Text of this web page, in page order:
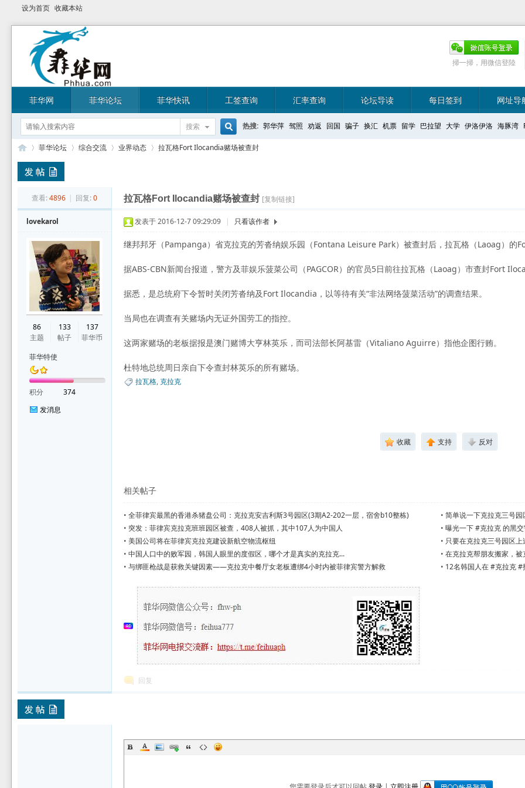
设为首页 收藏本站
掃一掃，用微信登陸
菲华网 菲华论坛 菲华快讯 工签查询 汇率查询 论坛导读 每日签到 网址导
搜索
搜
索
热搜: 郭华萍 驾照 劝返 回国 骗子 换汇 机票 留学 巴拉望 大学 伊洛伊洛 海豚湾
菲华论坛 综合交流 业界动态
›
拉瓦格Fort Ilocandia赌场被查封
查看: 4896 | 回复: 0 拉瓦格Fort Ilocandia赌场被查封 [复制链接]
lovekarol
86
主题
133
帖子
137
菲华币
菲华特使
积分
374
发消息
发表于 2016-12-7 09:29:09 | 只看该作者
继邦邦牙（Pampanga）省克拉克的芳沓纳娱乐园（Fontana Leisure Park）被查封后，拉瓦格（Laoag）的
据ABS-CBN新闻台报道，警方及菲娱乐菠菜公司（PAGCOR）的官员5日前往拉瓦格（Laoag）市查封Fort
据悉，是总统府下令暂时关闭芳沓纳及Fort Ilocandia，以等待有关“非法网络菠菜活动”的调查结果。
当局也在调查有关赌场内无证外国劳工的指控。
这两家赌场的老板据报是澳门赌博大亨林英乐，而司法部长阿基雷（Vitaliano Aguirre）指他企图行贿。
杜特地总统周日亲自下令查封林英乐的所有赌场。
拉瓦格,克拉克
收藏 支持 反对
相关帖子
•全菲律宾最黑的香港杀猪盘公司：克拉克安吉利斯3号园区(3期A2-202一层，宿舍b10整栋) •简单说一下克拉克三号园
• 突发：菲律宾克拉克班班园区被查，408人被抓，其中107人为中国人 •曝光一下 #克拉克 的黑
•美国公司将在菲律宾克拉克建设新航空物流枢纽 • 只要在克拉克三号园区
•中国人口中的败军园，韩国人眼里的度假区，哪个才是真实的克拉克... •在克拉克帮朋友搬家，
•与绑匪枪战是获救关键因素——克拉克中餐厅女老板遭绑4小时内被菲律宾警方解救 • 12名韩国人在 #克拉克 #
回复